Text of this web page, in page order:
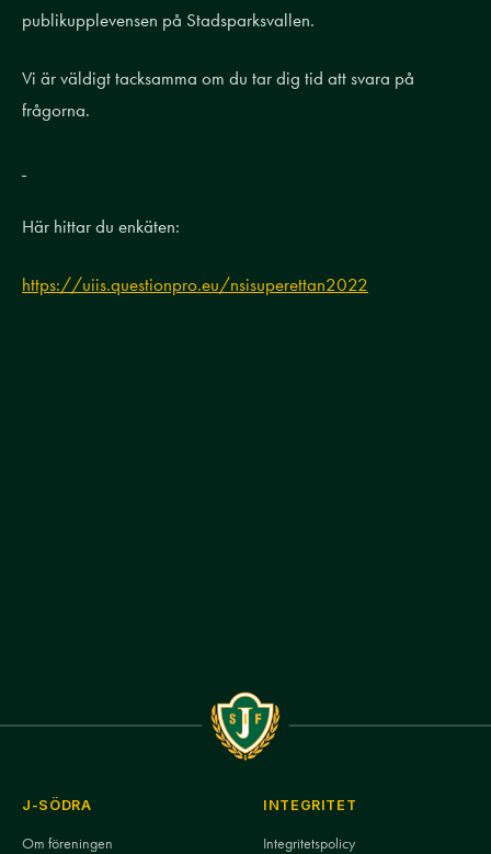
publikupplevensen på Stadsparksvallen.
Vi är väldigt tacksamma om du tar dig tid att svara på
frågorna.
Här hittar du enkäten:
https://uiis.questionpro.eu/nsisuperettan2022
J-SÖDRA
Om föreningen
INTEGRITET
Integritetspolicy